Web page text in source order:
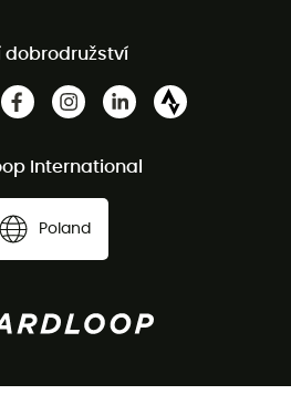
dobrodružství
International
Poland